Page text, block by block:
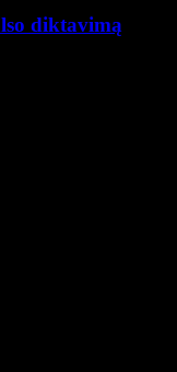
diktavimą